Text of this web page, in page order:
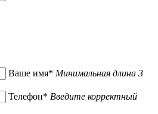
Ваше имя* Минимальная длина 3
Телефон* Введите корректный